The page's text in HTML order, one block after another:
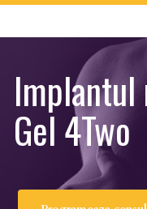
Implantul
Gel 4Two